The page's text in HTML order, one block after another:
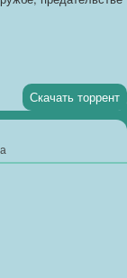
Скачать торрент